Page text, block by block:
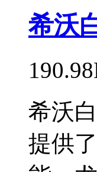
希沃
希沃
提供